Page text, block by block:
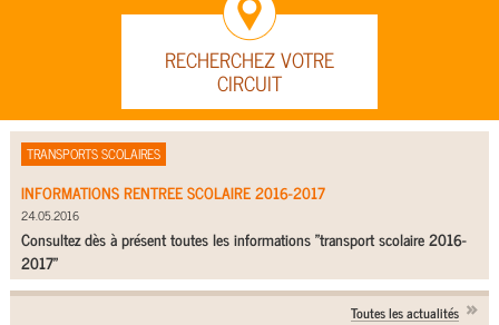
RECHERCHEZ VOTRE
CIRCUIT
TRANSPORTS SCOLAIRES
INFORMATIONS RENTREE SCOLAIRE 2016-2017
24.05.2016
Consultez dès à présent toutes les informations "transport scolaire 2016-
2017"
Toutes les actualités